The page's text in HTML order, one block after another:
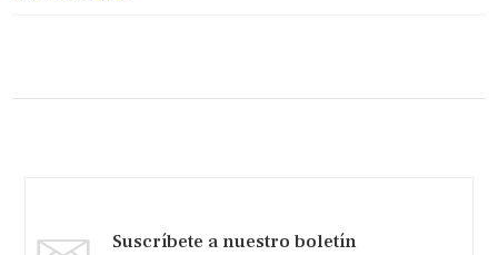
Suscríbete a nuestro boletín